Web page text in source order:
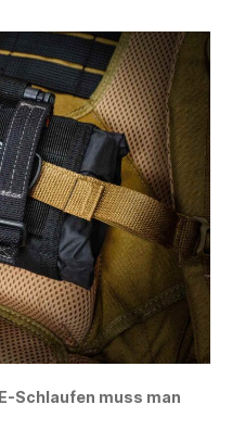
Schlaufen muss man